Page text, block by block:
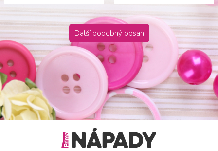
Další podobný obsah